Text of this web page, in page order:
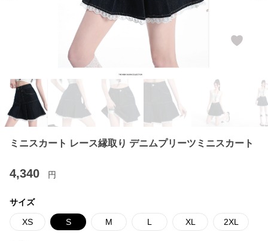
ミニスカート レース縁取り デニムプリーツミニスカート
4,340 円
サイズ
XS S M L XL 2XL